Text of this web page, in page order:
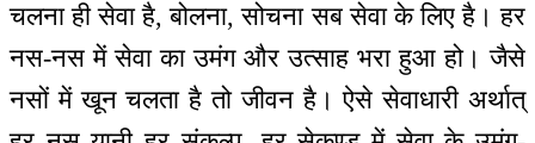
चलना ही सेवा है, बोलना, सोचना सब सेवा के लिए है। हर
नस-नस में सेवा का उमंग और उत्साह भरा हुआ हो। जैसे
नसों में खून चलता है तो जीवन है। ऐसे सेवाधारी अर्थात्